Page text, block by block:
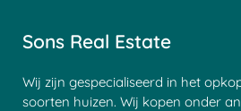
Sons Real Estate
Wij zijn gespecialiseerd in het
soorten huizen. Wij kopen onder